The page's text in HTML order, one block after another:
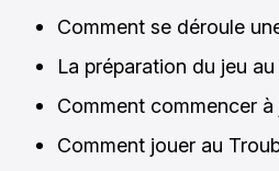
Comment se déroule
La préparation du jeu
Comment commencer
Comment jouer au